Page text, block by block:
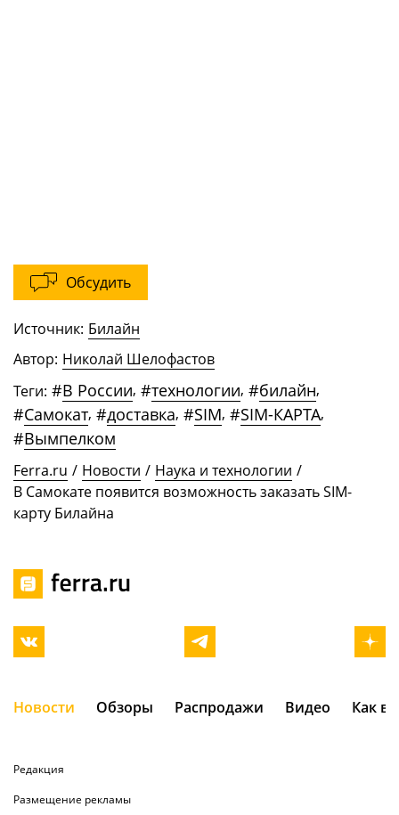
Обсудить
Источник: Билайн
Автор: Николай Шелофастов
Теги: #В России, #технологии, #билайн,
#Самокат, #доставка, #SIM, #SIM-КАРТА,
#Вымпелком
Ferra.ru / Новости / Наука и технологии /
В Самокате появится возможность заказать SIM-
карту Билайна
Новости Обзоры Распродажи Видео Как
Редакция
Размещение рекламы